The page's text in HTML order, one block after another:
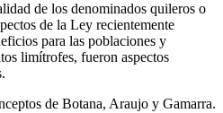
de los denominados quileros o
de la Ley recientemente
para las poblaciones y
limítrofes, fueron aspectos
de Botana, Araujo y Gamarra.